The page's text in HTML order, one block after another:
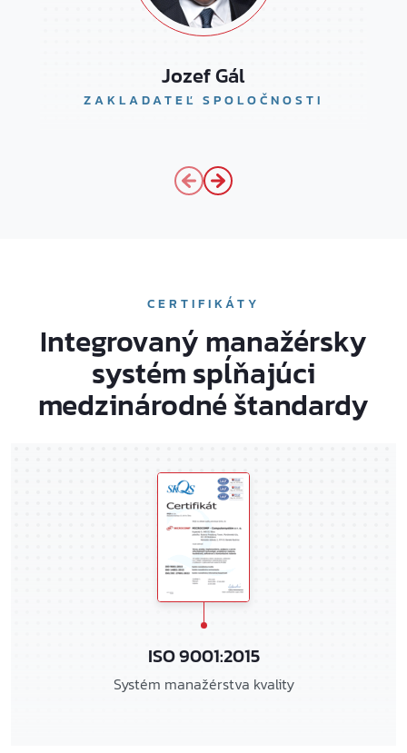
Jozef Gál
ZAKLADATEĽ SPOLOČNOSTI
CERTIFIKÁTY
Integrovaný manažérsky
systém spĺňajúci
medzinárodné štandardy
ISO 9001:2015
Systém manažérstva kvality